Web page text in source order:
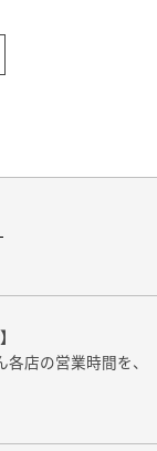
店の営業時間を、